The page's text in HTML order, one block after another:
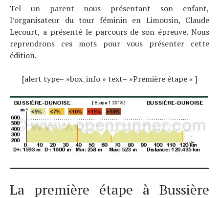
Tel un parent nous présentant son enfant,
l’organisateur du tour féminin en Limousin, Claude
Lecourt, a présenté le parcours de son épreuve. Nous
reprendrons ces mots pour vous présenter cette
édition.
[alert type= »box_info » text= »Première étape « ]
La première étape à Bussière